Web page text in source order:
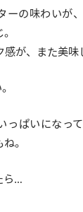
ーの味わいが
が、また美味
っぱいになっ
。
ら…